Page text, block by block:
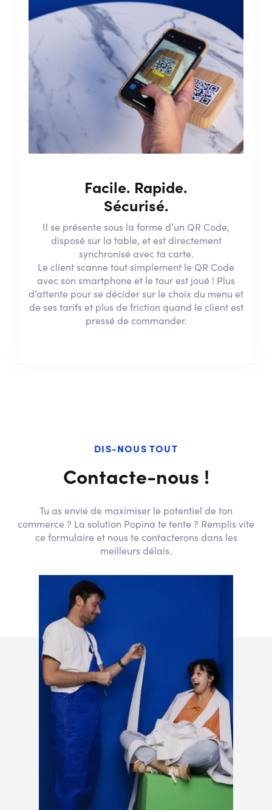
Facile. Rapide.
Sécurisé.
Il se présente sous la forme d’un QR Code,
disposé sur la table, et est directement
synchronisé avec ta carte.
Le client scanne tout simplement le QR Code
avec son smartphone et le tour est joué ! Plus
d’attente pour se décider sur le choix du menu et
de ses tarifs et plus de friction quand le client est
pressé de commander.
DIS-NOUS TOUT
Contacte-nous !
Tu as envie de maximiser le potentiel de ton
commerce ? La solution Popina te tente ? Remplis vite
ce formulaire et nous te contacterons dans les
meilleurs délais.